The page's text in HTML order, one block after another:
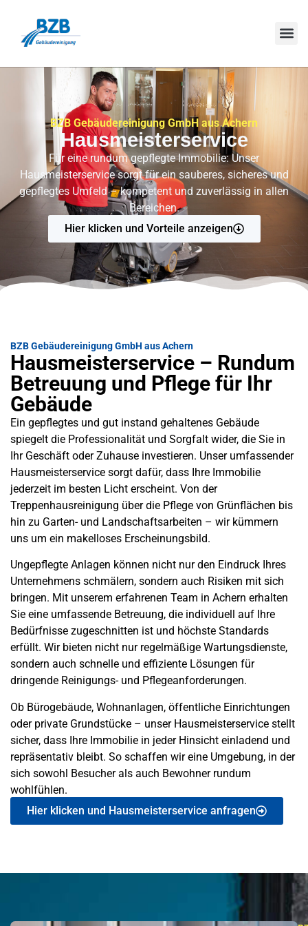
BZB Gebäudereinigung GmbH aus Achern
Hausmeisterservice
Für eine rundum gepflegte Immobilie: Unser
Hausmeisterservice sorgt für ein sauberes, sicheres und
gepflegtes Umfeld – kompetent und zuverlässig in allen
Bereichen.
Hier klicken und Vorteile anzeigen
BZB Gebäudereinigung GmbH aus Achern
Hausmeisterservice – Rundum
Betreuung und Pflege für Ihr
Gebäude
Ein gepflegtes und gut instand gehaltenes Gebäude
spiegelt die Professionalität und Sorgfalt wider, die Sie in
Ihr Geschäft oder Zuhause investieren. Unser umfassender
Hausmeisterservice sorgt dafür, dass Ihre Immobilie
jederzeit im besten Licht erscheint. Von der
Treppenhausreinigung über die Pflege von Grünflächen bis
hin zu Garten- und Landschaftsarbeiten – wir kümmern
uns um ein makelloses Erscheinungsbild.
Ungepflegte Anlagen können nicht nur den Eindruck Ihres
Unternehmens schmälern, sondern auch Risiken mit sich
bringen. Mit unserem erfahrenen Team in Achern erhalten
Sie eine umfassende Betreuung, die individuell auf Ihre
Bedürfnisse zugeschnitten ist und höchste Standards
erfüllt. Wir bieten nicht nur regelmäßige Wartungsdienste,
sondern auch schnelle und effiziente Lösungen für
dringende Reinigungs- und Pflegeanforderungen.
Ob Bürogebäude, Wohnanlagen, öffentliche Einrichtungen
oder private Grundstücke – unser Hausmeisterservice stellt
sicher, dass Ihre Immobilie in jeder Hinsicht einladend und
repräsentativ bleibt. So schaffen wir eine Umgebung, in der
sich sowohl Besucher als auch Bewohner rundum
wohlfühlen.
Hier klicken und Hausmeisterservice anfragen